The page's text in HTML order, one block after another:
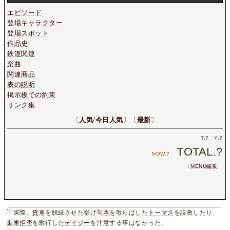
エピソード
登場キャラクター
登場スポット
作品史
鉄道関連
楽曲
関連商品
表の説明
掲示板での約束
リンク集
〔 人気/今日人気〕〔最新〕
T.? Y.?
NOW.? TOTAL.?
〔MENU編集〕
*1 実際、貨車を脱線させた挙げ句本を散らばした トーマス を説教したり、
乗車拒否を敢行したデイジー を注意する事はなかった。